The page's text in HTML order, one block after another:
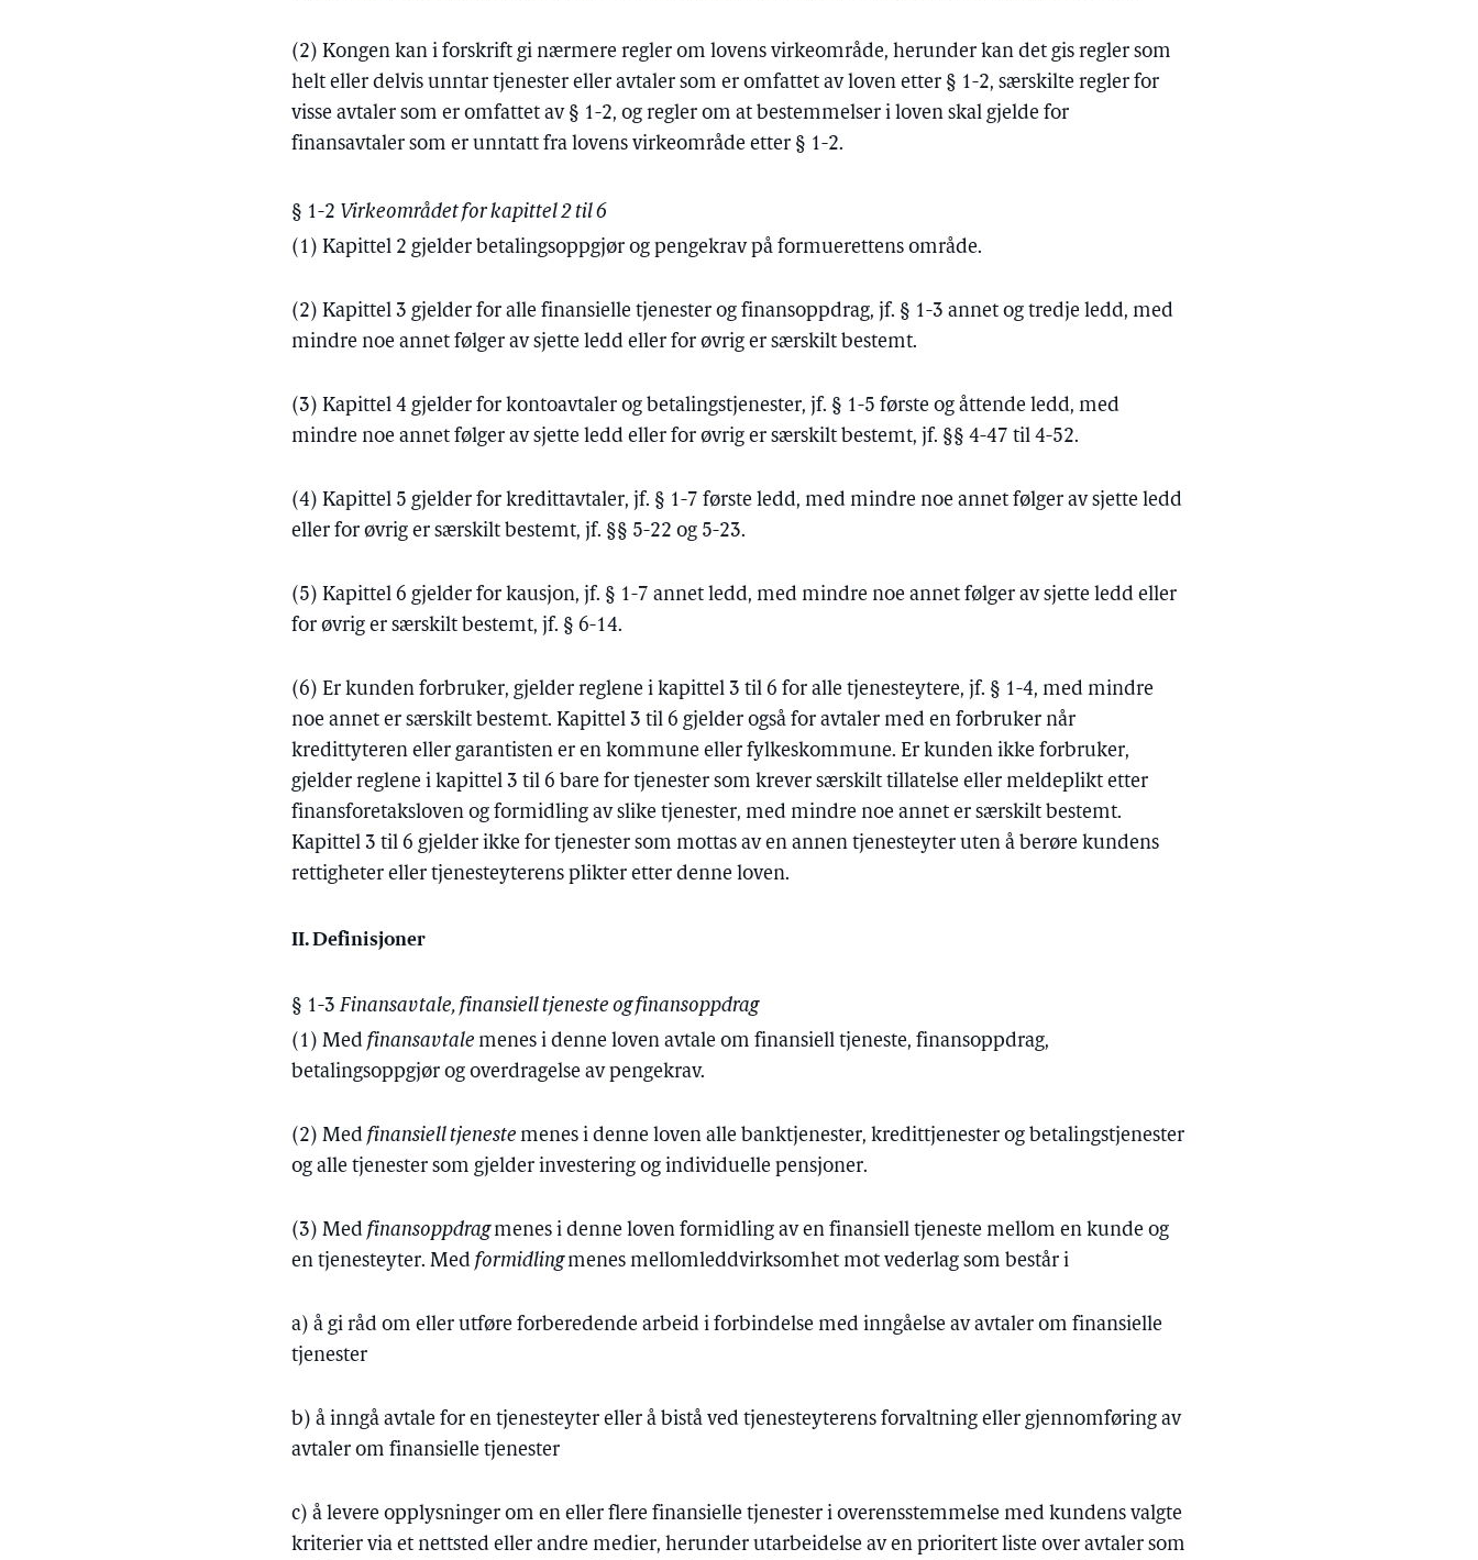
(2) Kongen kan i forskrift gi nærmere regler om lovens virkeområde, herunder kan det gis regler som
helt eller delvis unntar tjenester eller avtaler som er omfattet av loven etter § 1-2, særskilte regler for
visse avtaler som er omfattet av § 1-2, og regler om at bestemmelser i loven skal gjelde for
finansavtaler som er unntatt fra lovens virkeområde etter § 1-2.
§ 1-2 Virkeområdet for kapittel 2 til 6
(1) Kapittel 2 gjelder betalingsoppgjør og pengekrav på formuerettens område.
(2) Kapittel 3 gjelder for alle finansielle tjenester og finansoppdrag, jf. § 1-3 annet og tredje ledd, med
mindre noe annet følger av sjette ledd eller for øvrig er særskilt bestemt.
(3) Kapittel 4 gjelder for kontoavtaler og betalingstjenester, jf. § 1-5 første og åttende ledd, med
mindre noe annet følger av sjette ledd eller for øvrig er særskilt bestemt, jf. §§ 4-47 til 4-52.
(4) Kapittel 5 gjelder for kredittavtaler, jf. § 1-7 første ledd, med mindre noe annet følger av sjette ledd
eller for øvrig er særskilt bestemt, jf. §§ 5-22 og 5-23.
(5) Kapittel 6 gjelder for kausjon, jf. § 1-7 annet ledd, med mindre noe annet følger av sjette ledd eller
for øvrig er særskilt bestemt, jf. § 6-14.
(6) Er kunden forbruker, gjelder reglene i kapittel 3 til 6 for alle tjenesteytere, jf. § 1-4, med mindre
noe annet er særskilt bestemt. Kapittel 3 til 6 gjelder også for avtaler med en forbruker når
kredittyteren eller garantisten er en kommune eller fylkeskommune. Er kunden ikke forbruker,
gjelder reglene i kapittel 3 til 6 bare for tjenester som krever særskilt tillatelse eller meldeplikt etter
finansforetaksloven og formidling av slike tjenester, med mindre noe annet er særskilt bestemt.
Kapittel 3 til 6 gjelder ikke for tjenester som mottas av en annen tjenesteyter uten å berøre kundens
rettigheter eller tjenesteyterens plikter etter denne loven.
II. Definisjoner
§ 1-3Finansavtale, finansiell tjeneste og finansoppdrag
(1) Medfinansavtalemenes i denne loven avtale om finansiell tjeneste, finansoppdrag,
betalingsoppgjør og overdragelse av pengekrav.
(2) Medfinansiell tjenestemenes i denne loven alle banktjenester, kredittjenester og betalingstjenester
og alle tjenester som gjelder investering og individuelle pensjoner.
(3) Medfinansoppdragmenes i denne loven formidling av en finansiell tjeneste mellom en kunde og
en tjenesteyter. Medformidlingmenes mellomleddvirksomhet mot vederlag som består i
a) å gi råd om eller utføre forberedende arbeid i forbindelse med inngåelse av avtaler om finansielle
tjenester
b) å inngå avtale for en tjenesteyter eller å bistå ved tjenesteyterens forvaltning eller gjennomføring av
avtaler om finansielle tjenester
c) å levere opplysninger om en eller flere finansielle tjenester i overensstemmelse med kundens valgte
kriterier via et nettsted eller andre medier, herunder utarbeidelse av en prioritert liste over avtaler som